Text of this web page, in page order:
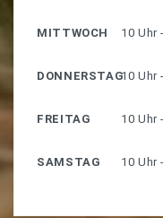
MITTWOCH 10 Uhr
DONNERSTAG10 Uhr
FREITAG 10 Uhr
SAMSTAG 10 Uhr